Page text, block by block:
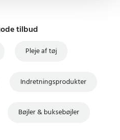
tilbud
Pleje af tøj
Indretningsprodukter
Bøjler & buksebøjler